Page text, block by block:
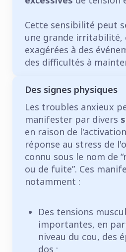
Cette sensibilité peut
une grande irritabilité,
exagérées à des
des difficultés à
Des signes physiques
Les troubles anxieux
manifester par divers
en raison de
réponse au stress de
connu sous le nom de
ou de fuite”. Ces
notamment :
Des tensions
importantes, en
niveau du cou, des
dos ;